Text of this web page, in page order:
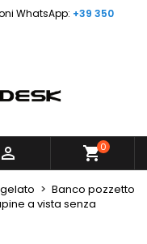
WhatsApp: +39 350
 shopping_cart0
Banco pozzetto
a vista senza